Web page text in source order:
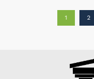
1 2